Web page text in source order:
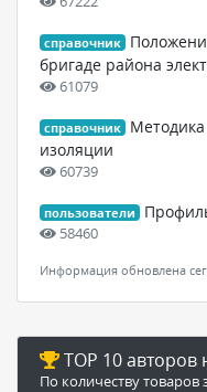
справочник
бригаде района
61079
справочник
изоляции
60739
пользователи
58460
Информация обновлена
TOP 10 авторов
По количеству товаров